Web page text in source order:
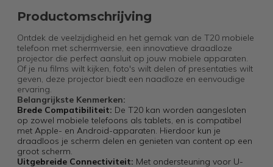
Productomschrijving
Ontdek de veelzijdigheid en het gemak van de T20 mobiele
telefoon met schermversie, een innovatieve draadloze
projector die perfect aansluit op jouw mobiele apparaten.
Of je nu films wilt kijken, foto's wilt delen of presentaties wilt
geven, deze projector biedt een naadloze en eenvoudige
ervaring.
Belangrijkste Kenmerken:
Brede Compatibiliteit: De T20 kan worden aangesloten
op zowel mobiele telefoons als tablets, en is compatibel
met Apple- en Android-apparaten. Hierdoor kun je
draadloos je scherm delen en genieten van content op een
groot scherm.
Uitgebreide Connectiviteit: Met ondersteuning voor U-